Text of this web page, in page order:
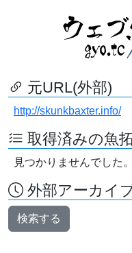
元URL(外部)
http://skunkbaxter.info/
取得済みの魚
見つかりませんでした。
外部アーカイ
検索する